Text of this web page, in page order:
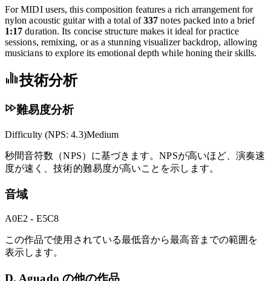
experience, perfect for moments of reflection and serenity.
For MIDI users, this composition features a rich arrangement for
nylon acoustic guitar with a total of337notes packed into a brief
1:17duration. Its concise structure makes it ideal for practice
musicians to explore its emotional depth while honing their skills.
技術分析
難易度分析
Difficulty (NPS:4.3) Medium
度が速く、技術的難易度が高いことを示します。
音域
A0E2 - E5C8
表示します。